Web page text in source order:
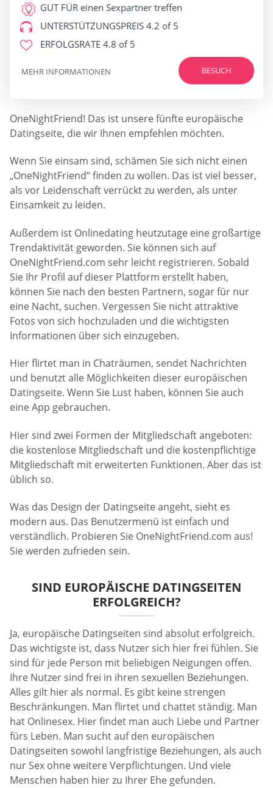
GUT FÜR einen Sexpartner treffen
UNTERSTÜTZUNGSPREIS 4.2 of 5
ERFOLGSRATE 4.8 of 5
BESUCH
MEHR INFORMATIONEN
OneNightFriend! Das ist unsere fünfte europäische
Datingseite, die wir Ihnen empfehlen möchten.
Wenn Sie einsam sind, schämen Sie sich nicht einen
„OneNightFriend“ finden zu wollen. Das ist viel besser,
als vor Leidenschaft verrückt zu werden, als unter
Einsamkeit zu leiden.
Außerdem ist Onlinedating heutzutage eine großartige
Trendaktivität geworden. Sie können sich auf
OneNightFriend.com sehr leicht registrieren. Sobald
Sie Ihr Profil auf dieser Plattform erstellt haben,
können Sie nach den besten Partnern, sogar für nur
eine Nacht, suchen. Vergessen Sie nicht attraktive
Fotos von sich hochzuladen und die wichtigsten
Informationen über sich einzugeben.
Hier flirtet man in Chaträumen, sendet Nachrichten
und benutzt alle Möglichkeiten dieser europäischen
Datingseite. Wenn Sie Lust haben, können Sie auch
eine App gebrauchen.
Hier sind zwei Formen der Mitgliedschaft angeboten:
die kostenlose Mitgliedschaft und die kostenpflichtige
Mitgliedschaft mit erweiterten Funktionen. Aber das ist
üblich so.
Was das Design der Datingseite angeht, sieht es
modern aus. Das Benutzermenü ist einfach und
verständlich. Probieren Sie OneNightFriend.com aus!
Sie werden zufrieden sein.
SIND EUROPÄISCHE DATINGSEITEN
ERFOLGREICH?
Ja, europäische Datingseiten sind absolut erfolgreich.
Das wichtigste ist, dass Nutzer sich hier frei fühlen. Sie
sind für jede Person mit beliebigen Neigungen offen.
Ihre Nutzer sind frei in ihren sexuellen Beziehungen.
Alles gilt hier als normal. Es gibt keine strengen
Beschränkungen. Man flirtet und chattet ständig. Man
hat Onlinesex. Hier findet man auch Liebe und Partner
fürs Leben. Man sucht auf den europäischen
Datingseiten sowohl langfristige Beziehungen, als auch
nur Sex ohne weitere Verpflichtungen. Und viele
Menschen haben hier zu Ihrer Ehe gefunden.